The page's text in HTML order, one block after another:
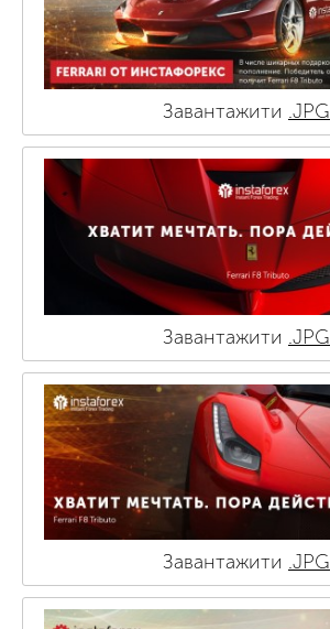
Завантажити .JPG
Завантажити .JPG
Завантажити .JPG